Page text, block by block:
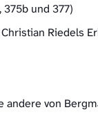
und 377)
Riedels
andere von